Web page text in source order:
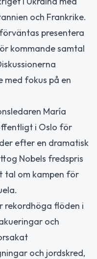
och Frankrike.
presentera
kommande samtal
med fokus på en
María
i Oslo för
efter en dramatisk
Nobels fredspris
tal om kampen för
rekordhöga flöden i
och
och jordskred,